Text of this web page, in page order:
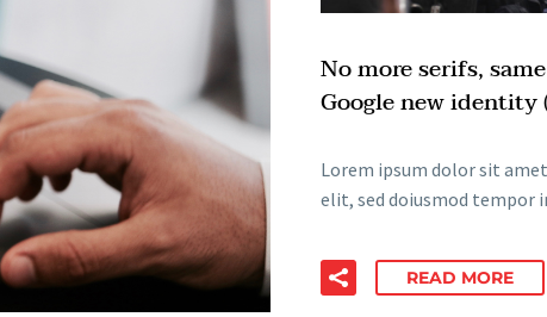
No more serifs,
Google new identity
Lorem ipsum dolor sit
elit, sed doiusmod tempor
READ MORE